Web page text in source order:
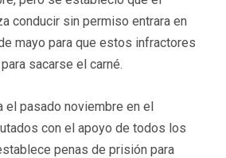
conducir sin permiso entrara en
mayo para que estos infractores
sacarse el carné.
el pasado noviembre en el
con el apoyo de todos los
penas de prisión para